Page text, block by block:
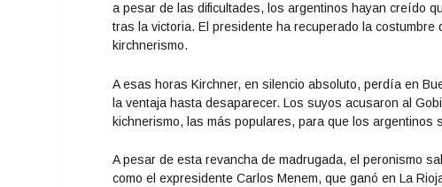
a pesar de las dificultades, los argentinos hayan creído
tras la victoria. El presidente ha recuperado la
kirchnerismo.
A esas horas Kirchner, en silencio absoluto, perdía en
la ventaja hasta desaparecer. Los suyos acusaron al
kichnerismo, las más populares, para que los argentinos
A pesar de esta revancha de madrugada, el peronismo
comoel expresidente Carlos Menem, que ganó en La